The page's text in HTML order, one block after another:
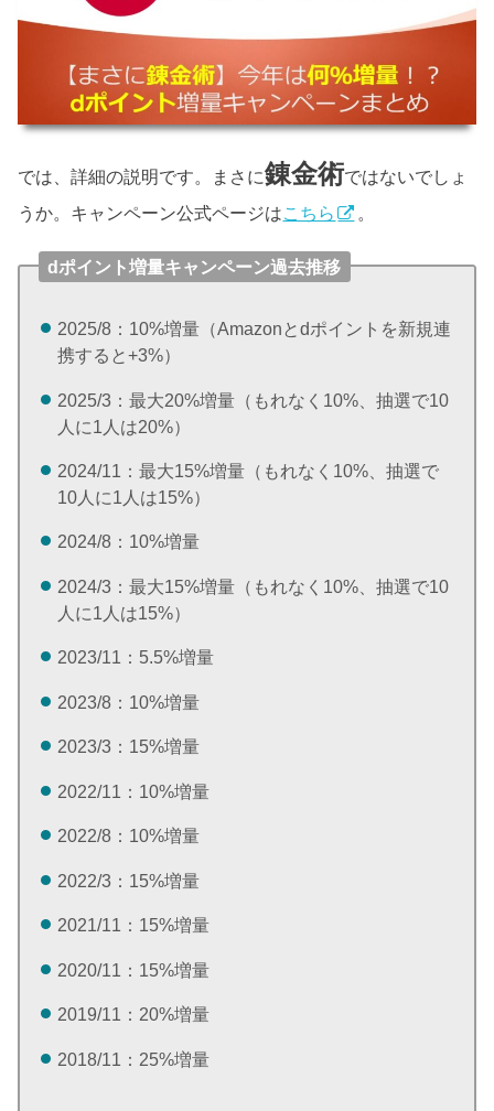
では、詳細の説明です。まさに錬金術ではないでしょ
うか。キャンペーン公式ページはこちら 。
dポイント増量キャンペーン過去推移
2025/8：10%増量（Amazonとdポイントを新規連
携すると+3%）
2025/3：最大20%増量（もれなく10%、抽選で10
人に1人は20%）
2024/11：最大15%増量（もれなく10%、抽選で
10人に1人は15%）
2024/8：10%増量
2024/3：最大15%増量（もれなく10%、抽選で10
人に1人は15%）
2023/11：5.5%増量
2023/8：10%増量
2023/3：15%増量
2022/11：10%増量
2022/8：10%増量
2022/3：15%増量
2021/11：15%増量
2020/11：15%増量
2019/11：20%増量
2018/11：25%増量